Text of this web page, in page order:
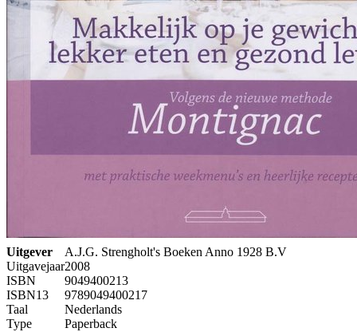
Uitgever
A.J.G. Strengholt's Boeken Anno 1928 B.V
Uitgavejaar2008
ISBN
9049400213
ISBN13
9789049400217
Taal
Nederlands
Type
Paperback